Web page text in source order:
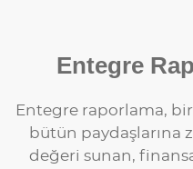
Entegre
Entegre raporlama, bir
bütün paydaşlarına
değeri sunan,